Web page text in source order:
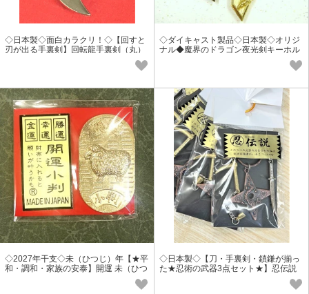
◇日本製◇面白カラクリ！◇【回すと
刃が出る手裏剣】回転龍手裏剣（丸）
◇ダイキャスト製品◇日本製◇オリジ
ナル◆魔界のドラゴン夜光剣キーホル
◇2027年干支◇未（ひつじ）年【★平
和・調和・家族の安泰】開運 未（ひつ
◇日本製◇【刀・手裏剣・鎖鎌が揃っ
た★忍術の武器3点セット★】忍伝説